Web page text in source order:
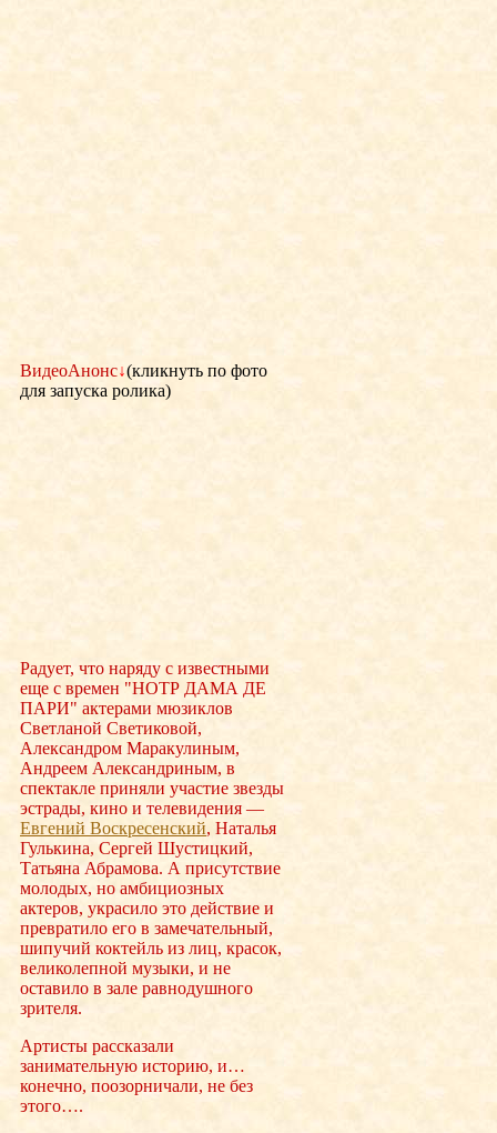
ВидеоАнонс↓(кликнуть по фото
для запуска ролика)
Радует, что наряду с известными
еще с времен "НОТР ДАМА ДЕ
ПАРИ" актерами мюзиклов
Светланой Светиковой,
Александром Маракулиным,
Андреем Александриным, в
спектакле приняли участие звезды
эстрады, кино и телевидения —
Евгений Воскресенский, Наталья
Гулькина, Сергей Шустицкий,
Татьяна Абрамова. А присутствие
молодых, но амбициозных
актеров, украсило это действие и
превратило его в замечательный,
шипучий коктейль из лиц, красок,
великолепной музыки, и не
оставило в зале равнодушного
зрителя.
Артисты рассказали
занимательную историю, и…
конечно, поозорничали, не без
этого….